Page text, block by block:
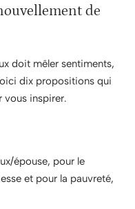
de
doit mêler sentiments,
dix propositions qui
vous inspirer.
épouse, pour le
et pour la pauvreté,